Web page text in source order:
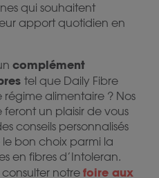
qui souhaitent
apport quotidien en
complément
tel que Daily Fibre
alimentaire ? Nos
feront un plaisir de vous
conseils personnalisés
bon choix parmi la
en fibres d’Intoleran.
notre foire aux